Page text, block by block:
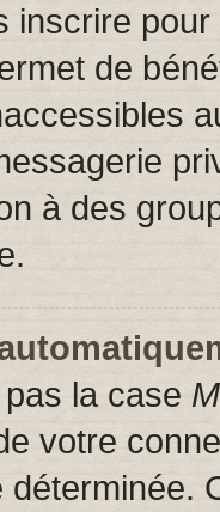
inscrire
de
à des
la case
votre